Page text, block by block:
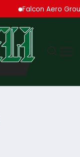
Falcon Aero